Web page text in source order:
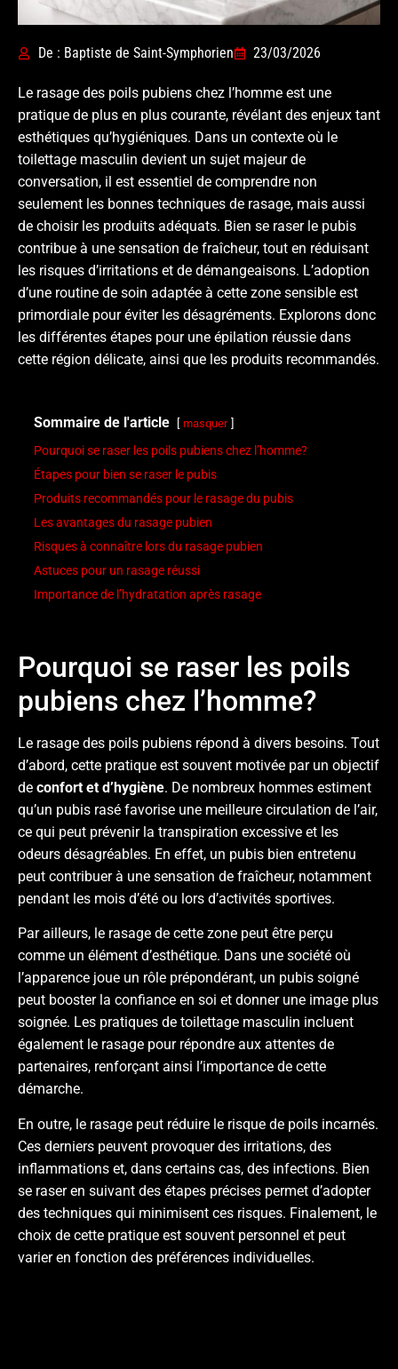
De : Baptiste de Saint-Symphorien 23/03/2026
Le rasage des poils pubiens chez l’homme est une
pratique de plus en plus courante, révélant des enjeux tant
esthétiques qu’hygiéniques. Dans un contexte où le
toilettage masculin devient un sujet majeur de
conversation, il est essentiel de comprendre non
seulement les bonnes techniques de rasage, mais aussi
de choisir les produits adéquats. Bien se raser le pubis
contribue à une sensation de fraîcheur, tout en réduisant
les risques d’irritations et de démangeaisons. L’adoption
d’une routine de soin adaptée à cette zone sensible est
primordiale pour éviter les désagréments. Explorons donc
les différentes étapes pour une épilation réussie dans
cette région délicate, ainsi que les produits recommandés.
Sommaire de l'article masquer
Pourquoi se raser les poils pubiens chez l’homme?
Étapes pour bien se raser le pubis
Produits recommandés pour le rasage du pubis
Les avantages du rasage pubien
Risques à connaître lors du rasage pubien
Astuces pour un rasage réussi
Importance de l’hydratation après rasage
Pourquoi se raser les poils
pubiens chez l’homme?
Le rasage des poils pubiens répond à divers besoins. Tout
d’abord, cette pratique est souvent motivée par un objectif
de confort et d’hygiène. De nombreux hommes estiment
qu’un pubis rasé favorise une meilleure circulation de l’air,
ce qui peut prévenir la transpiration excessive et les
odeurs désagréables. En effet, un pubis bien entretenu
peut contribuer à une sensation de fraîcheur, notamment
pendant les mois d’été ou lors d’activités sportives.
Par ailleurs, le rasage de cette zone peut être perçu
comme un élément d’esthétique. Dans une société où
l’apparence joue un rôle prépondérant, un pubis soigné
peut booster la confiance en soi et donner une image plus
soignée. Les pratiques de toilettage masculin incluent
également le rasage pour répondre aux attentes de
partenaires, renforçant ainsi l’importance de cette
démarche.
En outre, le rasage peut réduire le risque de poils incarnés.
Ces derniers peuvent provoquer des irritations, des
inflammations et, dans certains cas, des infections. Bien
se raser en suivant des étapes précises permet d’adopter
des techniques qui minimisent ces risques. Finalement, le
choix de cette pratique est souvent personnel et peut
varier en fonction des préférences individuelles.